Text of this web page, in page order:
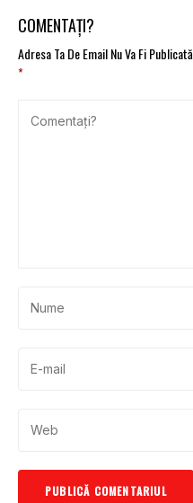
Georgia și Turcia
COMENTAȚI?
Adresa Ta De Email Nu Va Fi Publicată.
*